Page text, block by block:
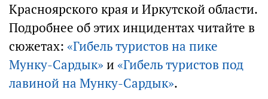
Красноярского края и Иркутской области.
Подробнее об этих инцидентах читайте в
сюжетах: «Гибель туристов на пике
Мунку-Сардык»и «Гибель туристов под
лавиной на Мунку-Сардык».